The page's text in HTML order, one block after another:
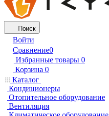
Поиск
Войти
Сравнение0
Избранные товары 0
Корзина 0
Каталог
Кондиционеры
Отопительное оборудование
Вентиляция